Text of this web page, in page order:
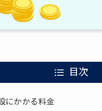
目次
にかかる料金